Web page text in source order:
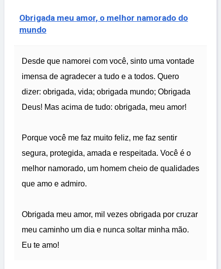
Obrigada meu amor, o melhor namorado do
mundo
Desde que namorei com você, sinto uma vontade
imensa de agradecer a tudo e a todos. Quero
dizer: obrigada, vida; obrigada mundo; Obrigada
Deus! Mas acima de tudo: obrigada, meu amor!
Porque você me faz muito feliz, me faz sentir
segura, protegida, amada e respeitada. Você é o
melhor namorado, um homem cheio de qualidades
que amo e admiro.
Obrigada meu amor, mil vezes obrigada por cruzar
meu caminho um dia e nunca soltar minha mão.
Eu te amo!